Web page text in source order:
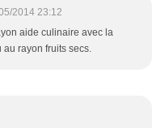
2014 23:12
aide culinaire avec la
rayon fruits secs.